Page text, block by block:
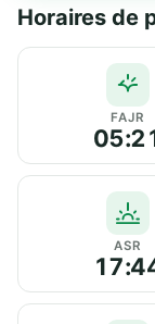
Horaires de
FAJR
ASR